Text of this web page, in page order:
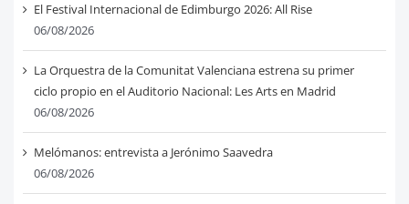
El Festival Internacional de Edimburgo 2026: All Rise
06/08/2026
La Orquestra de la Comunitat Valenciana estrena su primer
ciclo propio en el Auditorio Nacional: Les Arts en Madrid
06/08/2026
Melómanos: entrevista a Jerónimo Saavedra
06/08/2026